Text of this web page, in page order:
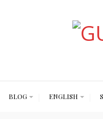
BLOG ENGLISH